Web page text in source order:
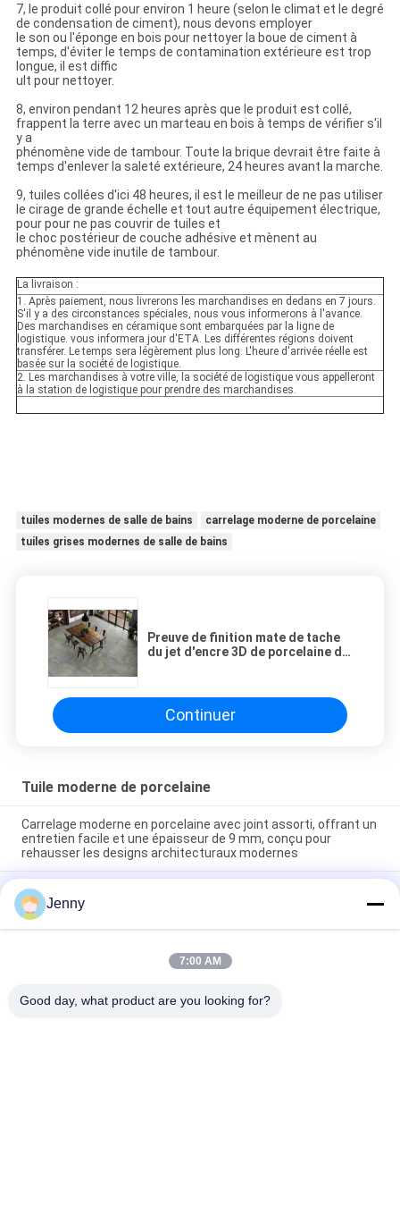
7, le produit collé pour environ 1 heure (selon le climat et le degré
de condensation de ciment), nous devons employer
le son ou l'éponge en bois pour nettoyer la boue de ciment à
temps, d'éviter le temps de contamination extérieure est trop
longue, il est diffic
ult pour nettoyer.
8, environ pendant 12 heures après que le produit est collé,
frappent la terre avec un marteau en bois à temps de vérifier s'il
y a
phénomène vide de tambour. Toute la brique devrait être faite à
temps d'enlever la saleté extérieure, 24 heures avant la marche.
9, tuiles collées d'ici 48 heures, il est le meilleur de ne pas utiliser
le cirage de grande échelle et tout autre équipement électrique,
pour pour ne pas couvrir de tuiles et
le choc postérieur de couche adhésive et mènent au
phénomène vide inutile de tambour.
La livraison :
1. Après paiement, nous livrerons les marchandises en dedans en 7 jours.
S'il y a des circonstances spéciales, nous vous informerons à l'avance.
Des marchandises en céramique sont embarquées par la ligne de
logistique. vous informera jour d'ETA. Les différentes régions doivent
transférer. Le temps sera légèrement plus long. L'heure d'arrivée réelle est
basée sur la société de logistique.
2. Les marchandises à votre ville, la société de logistique vous appelleront
à la station de logistique pour prendre des marchandises.
tuiles modernes de salle de bains
carrelage moderne de porcelaine
tuiles grises modernes de salle de bains
Preuve de finition mate de tache
du jet d'encre 3D de porcelaine de
Continuer
Tuile moderne de porcelaine
Carrelage moderne en porcelaine avec joint assorti, offrant un
entretien facile et une épaisseur de 9 mm, conçu pour
rehausser les designs architecturaux modernes
Carrelage de sol moderne en porcelaine facile d'entretien,
texture lisse conçue pour offrir une surface élégante
résistante aux taches et à l'usure quotidienne
Installation flottante Carreaux de porcelaine modernes
intérieurs d'épaisseur de 9 mm Choix parfait Surface durable
Jenny
7:00 AM
Good day, what product are you looking for?